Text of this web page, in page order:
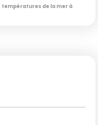
températures de la mer à